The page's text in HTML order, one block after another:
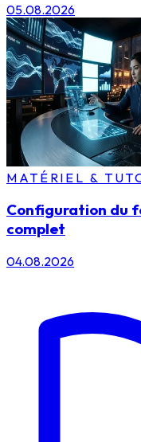
05.08.2026
MATÉRIEL &
Configuration du
complet
04.08.2026